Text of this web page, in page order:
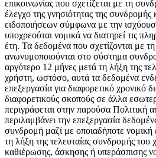
επικοινωνίας που σχετίζεται με τη
έλεγχο της γνησιότητας της
ειδοποιήσεων σύμφωνα με την
υποχρεούται νομικά να διατηρεί τις
έτη. Τα δεδομένα που σχετίζονται με
ανωνυμοποιούνται στο σύστημα
αργότερο 12 μήνες μετά τη λήξη της
χρήστη, ωστόσο, αυτά τα δεδομένα
επεξεργασία για διαφορετικό χρονικό
διαφορετικούς σκοπούς σε άλλα
περιγράφεται στην παρούσα Πολιτική
περιλαμβάνει την επεξεργασία
συνδρομή μαζί με οποιαδήποτε νομική
τη λήξη της τελευταίας συνδρομής του
καθιέρωσης, άσκησης ή υπεράσπισης